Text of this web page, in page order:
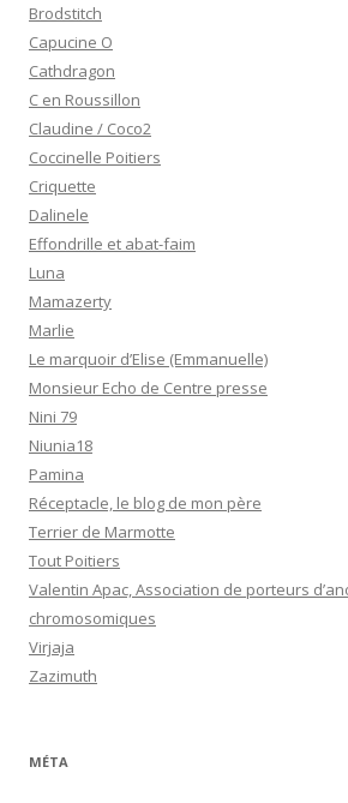
Brodstitch
Capucine O
Cathdragon
C en Roussillon
Claudine / Coco2
Coccinelle Poitiers
Criquette
Dalinele
Effondrille et abat-faim
Luna
Mamazerty
Marlie
Le marquoir d’Elise (Emmanuelle)
Monsieur Echo de Centre presse
Nini 79
Niunia18
Pamina
Réceptacle, le blog de mon père
Terrier de Marmotte
Tout Poitiers
Valentin Apac, Association de porteurs
chromosomiques
Virjaja
Zazimuth
MÉTA